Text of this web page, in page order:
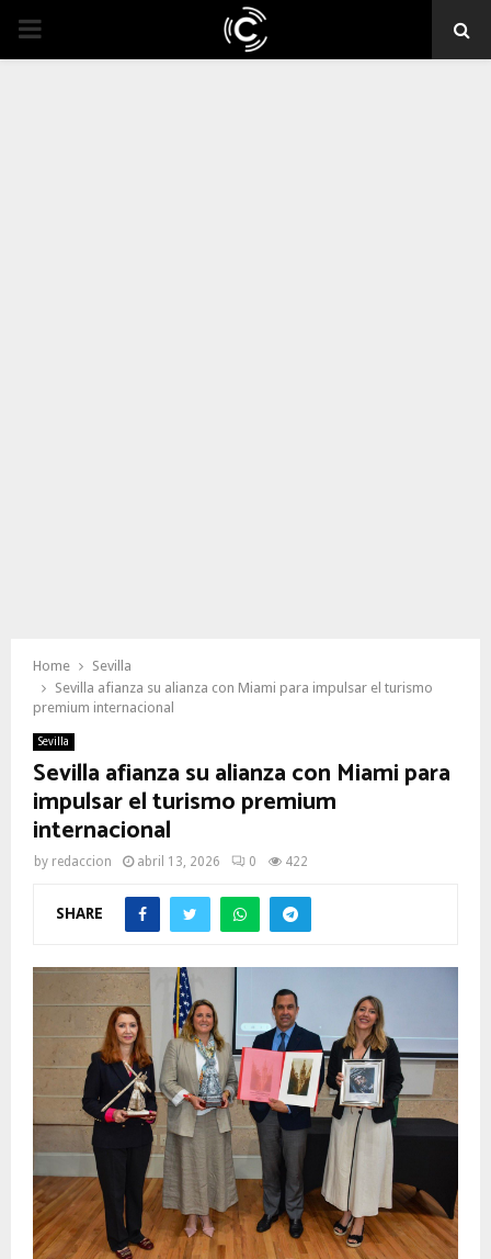
PRIMARY
Home
Sevilla
Sevilla afianza su alianza con Miami para impulsar el turismo
premium internacional
Sevilla
Sevilla afianza su alianza con Miami para
impulsar el turismo premium
internacional
by redaccion abril 13, 2026 0 422
SHARE